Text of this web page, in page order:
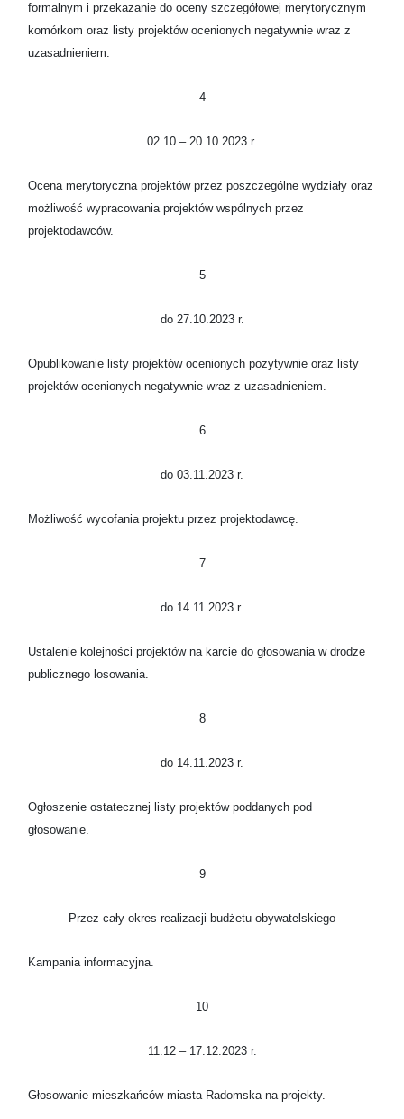
formalnym i przekazanie do oceny szczegółowej merytorycznym
komórkom oraz listy projektów ocenionych negatywnie wraz z
uzasadnieniem.
4
02.10 – 20.10.2023 r.
Ocena merytoryczna projektów przez poszczególne wydziały oraz
możliwość wypracowania projektów wspólnych przez
projektodawców.
5
do 27.10.2023 r.
Opublikowanie listy projektów ocenionych pozytywnie oraz listy
projektów ocenionych negatywnie wraz z uzasadnieniem.
6
do 03.11.2023 r.
Możliwość wycofania projektu przez projektodawcę.
7
do 14.11.2023 r.
Ustalenie kolejności projektów na karcie do głosowania w drodze
publicznego losowania.
8
do 14.11.2023 r.
Ogłoszenie ostatecznej listy projektów poddanych pod
głosowanie.
9
Przez cały okres realizacji budżetu obywatelskiego
Kampania informacyjna.
10
11.12 – 17.12.2023 r.
Głosowanie mieszkańców miasta Radomska na projekty.